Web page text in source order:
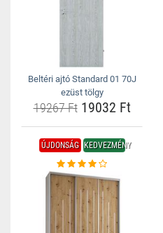
Beltéri ajtó Standard 01 70J
ezüst tölgy
19267 Ft19032 Ft
ÚJDONSÁG KEDVEZMÉNY